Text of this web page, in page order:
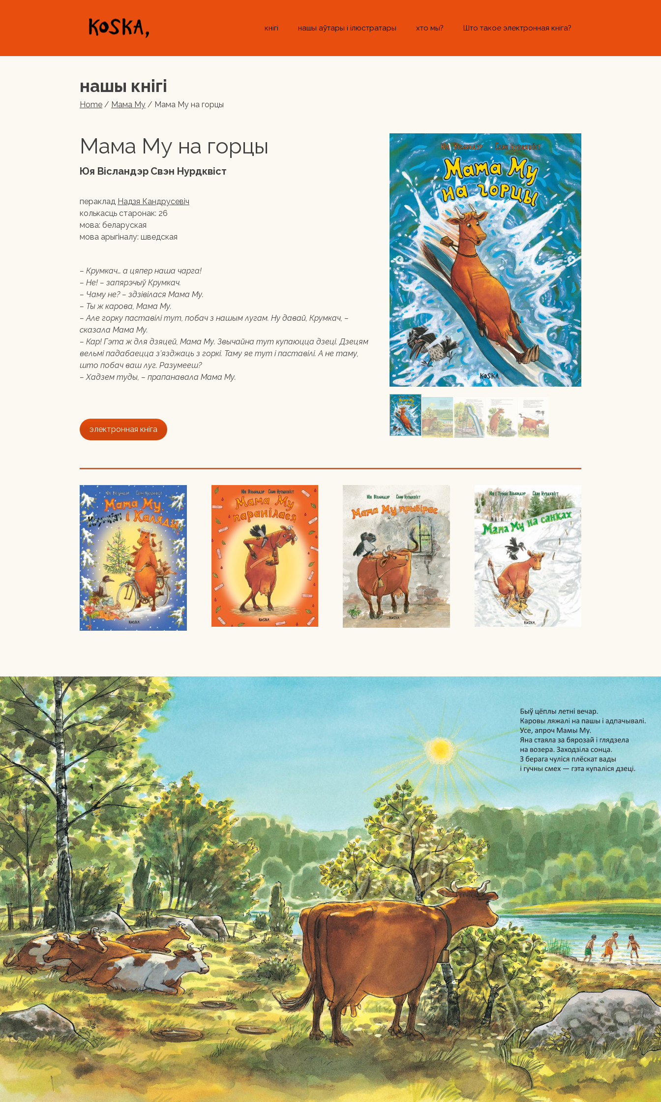
кнігі нашы аўтары і ілюстратары хто мы? Што такое электронная кніга?
нашы кнігі
Home / Мама Му / Мама Му на горцы
Мама Му на горцы
Юя Вісландэр Свэн Нурдквіст
пераклад Надзя Кандрусевіч
колькасць старонак: 26
мова: беларуская
мова арыгіналу: шведская
– Крумкач… а цяпер наша чарга!
– Не! – запярэчыў Крумкач.
– Чаму не? – здзівілася Мама Му.
– Ты ж карова, Мама Му.
– Але горку паставілі тут, побач з нашым лугам. Ну давай, Крумкач, –
сказала Мама Му.
– Кар! Гэта ж для дзяцей, Мама Му. Звычайна тут купаюцца дзеці. Дзецям
вельмі падабаецца з’язджаць з горкі. Таму яе тут і паставілі. А не таму,
што побач ваш луг. Разумееш?
– Хадзем туды, – прапанавала Мама Му.
электронная кніга